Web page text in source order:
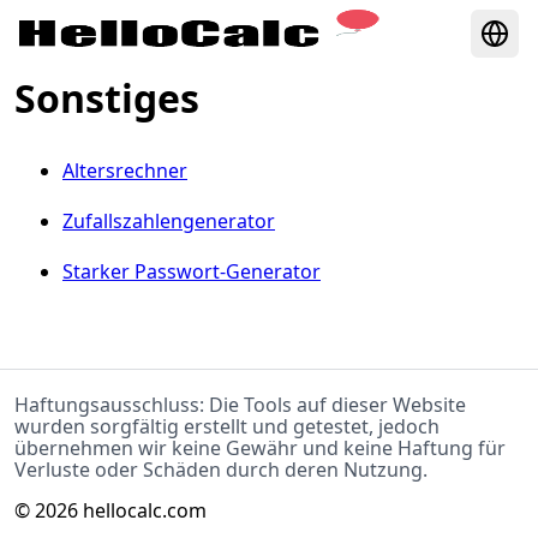
Sonstiges
Altersrechner
Zufallszahlengenerator
Starker Passwort-Generator
Haftungsausschluss: Die Tools auf dieser Website
wurden sorgfältig erstellt und getestet, jedoch
übernehmen wir keine Gewähr und keine Haftung für
Verluste oder Schäden durch deren Nutzung.
©2026 hellocalc.com